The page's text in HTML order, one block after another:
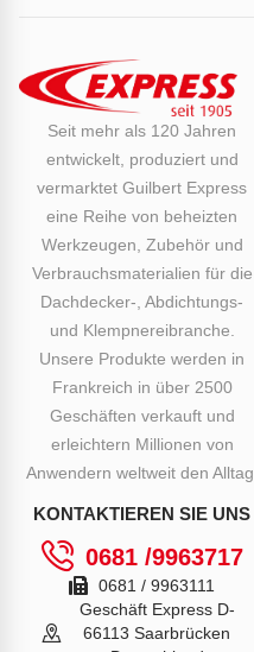
Seit mehr als 120 Jahren
entwickelt, produziert und
vermarktet Guilbert Express
eine Reihe von beheizten
Werkzeugen, Zubehör und
Verbrauchsmaterialien für die
Dachdecker-, Abdichtungs-
und Klempnereibranche.
Unsere Produkte werden in
Frankreich in über 2500
Geschäften verkauft und
erleichtern Millionen von
Anwendern weltweit den Alltag.
KONTAKTIEREN SIE UNS
0681 /9963717
0681 / 9963111
Geschäft Express D-
66113 Saarbrücken